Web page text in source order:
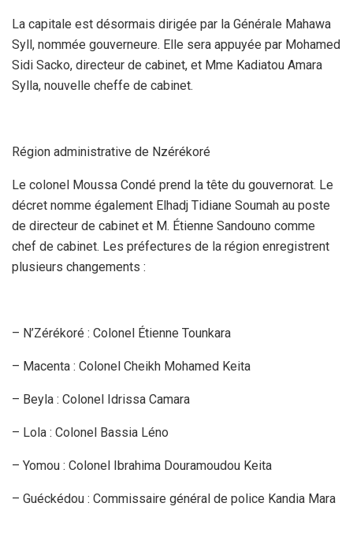
La capitale est désormais dirigée par la Générale Mahawa
Syll, nommée gouverneure. Elle sera appuyée par Mohamed
Sidi Sacko, directeur de cabinet, et Mme Kadiatou Amara
Sylla, nouvelle cheffe de cabinet.
Région administrative de Nzérékoré
Le colonel Moussa Condé prend la tête du gouvernorat. Le
décret nomme également Elhadj Tidiane Soumah au poste
de directeur de cabinet et M. Étienne Sandouno comme
chef de cabinet. Les préfectures de la région enregistrent
plusieurs changements :
– N’Zérékoré : Colonel Étienne Tounkara
– Macenta : Colonel Cheikh Mohamed Keita
– Beyla : Colonel Idrissa Camara
– Lola : Colonel Bassia Léno
– Yomou : Colonel Ibrahima Douramoudou Keita
– Guéckédou : Commissaire général de police Kandia Mara